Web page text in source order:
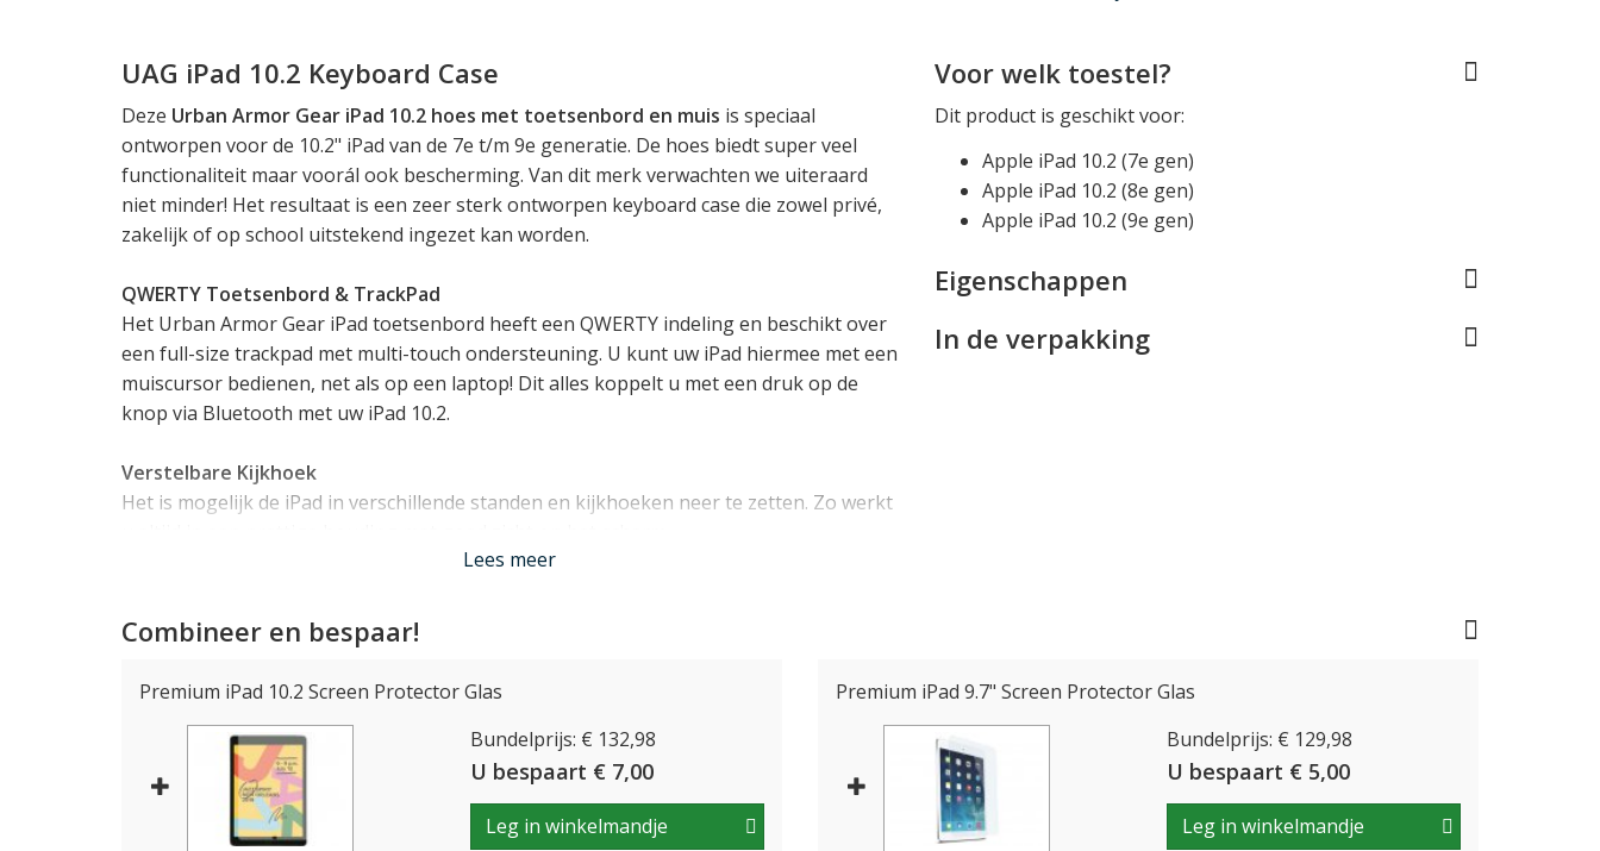
UAG iPad 10.2 Keyboard Case
Deze Urban Armor Gear iPad 10.2 hoes met toetsenbord en muis is speciaal
ontworpen voor de 10.2" iPad van de 7e t/m 9e generatie. De hoes biedt super veel
functionaliteit maar voorál ook bescherming. Van dit merk verwachten we uiteraard
niet minder! Het resultaat is een zeer sterk ontworpen keyboard case die zowel privé,
zakelijk of op school uitstekend ingezet kan worden.
QWERTY Toetsenbord & TrackPad
Het Urban Armor Gear iPad toetsenbord heeft een QWERTY indeling en beschikt over
een full-size trackpad met multi-touch ondersteuning. U kunt uw iPad hiermee met een
muiscursor bedienen, net als op een laptop! Dit alles koppelt u met een druk op de
knop via Bluetooth met uw iPad 10.2.
Verstelbare Kijkhoek
Het is mogelijk de iPad in verschillende standen en kijkhoeken neer te zetten. Zo werkt
De basis van de Urban Armor Gear Rugged Keyboard Case wordt gevormd door een
hybride iPad case die perfect op maat gemaakt is voor de iPad 10.2 (7e, 8e en 9e
generatie). Deze cover klikt hierdoor eenvoudig om de iPad en biedt een zeer
deze case. Dit is te danken aan het co-molded design waarin impactbestendig
polycarbonaat is gecombineerd met schokabsorberend TPU rubber op alle randen en
hoeken. Uiteraard blijven alle toetsen, aansluitingen en de camera probleemloos te
Lees meer
Voor welk toestel?
Dit product is geschikt voor:
Apple iPad 10.2 (7e gen)
Apple iPad 10.2 (8e gen)
Apple iPad 10.2 (9e gen)
Eigenschappen
In de verpakking
Combineer en bespaar!
Premium iPad 10.2 Screen Protector Glas
Bundelprijs: € 132,98
U bespaart € 7,00
Leg in winkelmandje
Premium iPad 9.7" Screen Protector Glas
Bundelprijs: € 129,98
U bespaart € 5,00
Leg in winkelmandje